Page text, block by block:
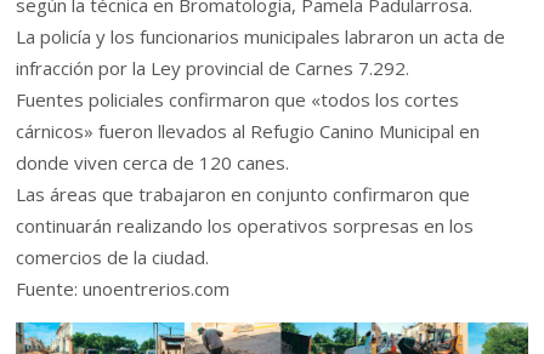
La policía y los funcionarios municipales labraron un acta de
infracción por la Ley provincial de Carnes 7.292.
Fuentes policiales confirmaron que «todos los cortes
cárnicos» fueron llevados al Refugio Canino Municipal en
donde viven cerca de 120 canes.
Las áreas que trabajaron en conjunto confirmaron que
continuarán realizando los operativos sorpresas en los
comercios de la ciudad.
Fuente: unoentrerios.com